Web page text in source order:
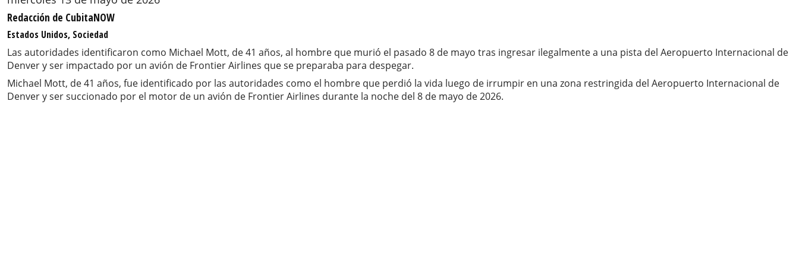
Redacción de CubitaNOW
Estados Unidos, Sociedad
Las autoridades identificaron como Michael Mott, de 41 años, al hombre que murió el pasado 8 de mayo tras ingresar ilegalmente a una pista del Aeropuerto Internacional de
Denver y ser impactado por un avión de Frontier Airlines que se preparaba para despegar.
Michael Mott, de 41 años, fue identificado por las autoridades como el hombre que perdió la vida luego de irrumpir en una zona restringida del Aeropuerto Internacional de
Denver y ser succionado por el motor de un avión de Frontier Airlines durante la noche del 8 de mayo de 2026.